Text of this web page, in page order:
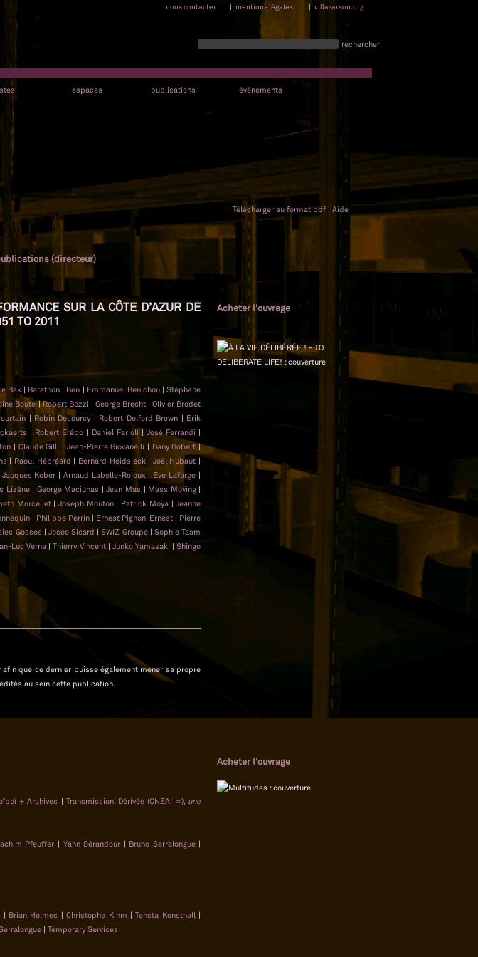
nous contacter | mentions légales | villa-arson.org
rechercher
espaces publications événements
Télécharger au format pdf | Aide
(directeur)
SUR LA CÔTE D’AZUR DE
TO 2011
Acheter l'ouvrage
Bak| Barathon | Ben | Emmanuel Benichou|Stéphane
Boute|Robert Bozzi | George Brecht|Olivier Brodet
| Robin Decourcy| Robert Delford Brown | Erik
| Robert Erébo | Daniel Farioli |José Ferrandi |
|Claude Gilli |Jean-Pierre Giovanelli | Dany Gobert|
| Raoul Hébréard | Bernard Heidsieck| Joël Hubaut |
Jacques Kober |Arnaud Labelle-Rojoux | Eve Lafarge |
Lizène| George Maciunas |Jean Mas | Mass Moving|
Morcellet| Joseph Mouton| Patrick Moya |Jeanne
| Philippe Perrin| Ernest Pignon-Ernest | Pierre
Gosses | Josée Sicard |SWIZ Groupe| Sophie Taam
Luc Verna |Thierry Vincent| Junko Yamasaki |Shingo
que ce dernier puisse également mener sa propre
au sein cette publication.
Acheter l'ouvrage
+ Archives | Transmission, Dérivée (CNEAI =), une
Pfeuffer | Yann Sérandour | Bruno Serralongue|
| Brian Holmes |Christophe Kihm |Tensta Konsthall |
| Temporary Services